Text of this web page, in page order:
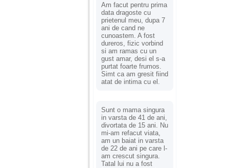
Am facut pentru prima
data dragoste cu
prietenul meu, dupa 7
ani de cand ne
cunoastem. A fost
dureros, fizic vorbind
si am ramas cu un
gust amar, desi el s-a
purtat foarte frumos.
Simt ca am gresit fiind
atat de intima cu el.
Sunt o mama singura
in varsta de 41 de ani,
divortata de 15 ani. Nu
mi-am refacut viata,
am un baiat in varsta
de 22 de ani pe care l-
am crescut singura.
Tatal lui nu a fost